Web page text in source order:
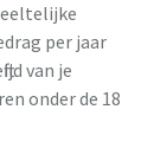
per jaar
van je
onder de 18